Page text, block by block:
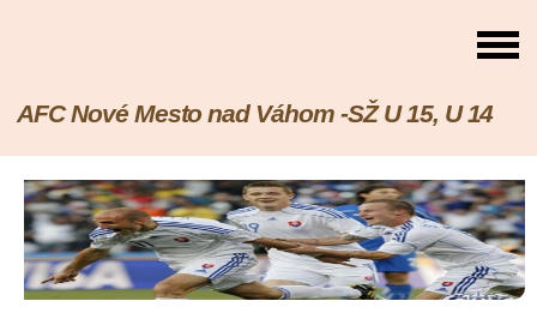
AFC Nové Mesto nad Váhom -SŽ U 15, U 14